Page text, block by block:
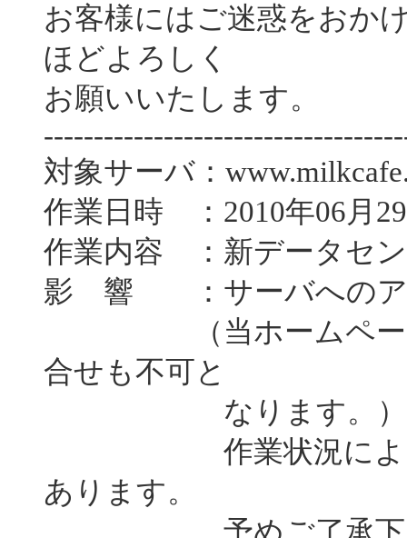
お客様にはご迷惑をおか
ほどよろしく
お願いいたします。
対象サーバ：
作業日時 ：2010年06月
作業内容 ：新データセ
影 響 ：サーバへのア
（当ホームページの
合せも不可と
なります。）
作業状況によって
あります。
予めご了承下